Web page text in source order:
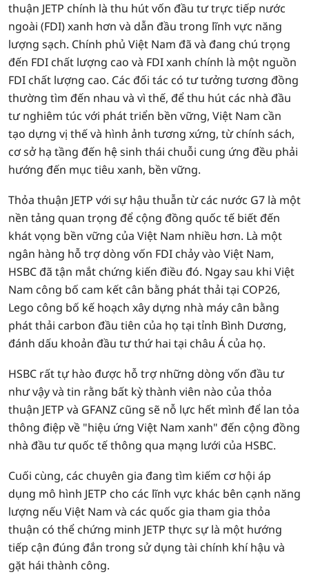
thuận JETP chính là thu hút vốn đầu tư trực tiếp nước
ngoài (FDI) xanh hơn và dẫn đầu trong lĩnh vực năng
lượng sạch. Chính phủ Việt Nam đã và đang chú trọng
đến FDI chất lượng cao và FDI xanh chính là một nguồn
FDI chất lượng cao. Các đối tác có tư tưởng tương đồng
thường tìm đến nhau và vì thế, để thu hút các nhà đầu
tư nghiêm túc với phát triển bền vững, Việt Nam cần
tạo dựng vị thế và hình ảnh tương xứng, từ chính sách,
cơ sở hạ tầng đến hệ sinh thái chuỗi cung ứng đều phải
hướng đến mục tiêu xanh, bền vững.
Thỏa thuận JETP với sự hậu thuẫn từ các nước G7 là một
nền tảng quan trọng để cộng đồng quốc tế biết đến
khát vọng bền vững của Việt Nam nhiều hơn. Là một
ngân hàng hỗ trợ dòng vốn FDI chảy vào Việt Nam,
HSBC đã tận mắt chứng kiến điều đó. Ngay sau khi Việt
Nam công bố cam kết cân bằng phát thải tại COP26,
Lego công bố kế hoạch xây dựng nhà máy cân bằng
phát thải carbon đầu tiên của họ tại tỉnh Bình Dương,
đánh dấu khoản đầu tư thứ hai tại châu Á của họ.
HSBC rất tự hào được hỗ trợ những dòng vốn đầu tư
như vậy và tin rằng bất kỳ thành viên nào của thỏa
thuận JETP và GFANZ cũng sẽ nỗ lực hết mình để lan tỏa
thông điệp về "hiệu ứng Việt Nam xanh" đến cộng đồng
nhà đầu tư quốc tế thông qua mạng lưới của HSBC.
Cuối cùng, các chuyên gia đang tìm kiếm cơ hội áp
dụng mô hình JETP cho các lĩnh vực khác bên cạnh năng
lượng nếu Việt Nam và các quốc gia tham gia thỏa
thuận có thể chứng minh JETP thực sự là một hướng
tiếp cận đúng đắn trong sử dụng tài chính khí hậu và
gặt hái thành công.